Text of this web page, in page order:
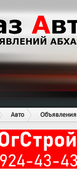
Авто Объявления